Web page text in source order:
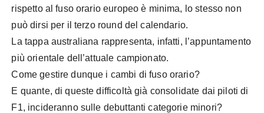
rispetto al fuso orario europeo è minima, lo stesso non
può dirsi per il terzo round del calendario.
La tappa australiana rappresenta, infatti, l’appuntamento
più orientale dell’attuale campionato.
Come gestire dunque i cambi di fuso orario?
E quante, di queste difficoltà già consolidate dai piloti di
F1, incideranno sulle debuttanti categorie minori?